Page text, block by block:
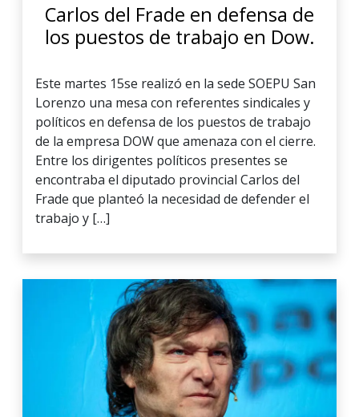
Carlos del Frade en defensa de
los puestos de trabajo en Dow.
Este martes 15se realizó en la sede SOEPU San
Lorenzo una mesa con referentes sindicales y
políticos en defensa de los puestos de trabajo
de la empresa DOW que amenaza con el cierre.
Entre los dirigentes políticos presentes se
encontraba el diputado provincial Carlos del
Frade que planteó la necesidad de defender el
trabajo y […]